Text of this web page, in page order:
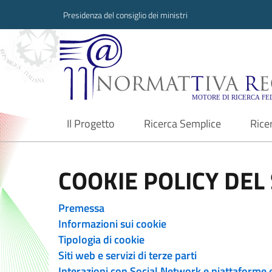
Presidenza del consiglio dei ministri
Normattiva
Il Progetto
current Ricerca Semplice
COOKIE POLICY
Premessa
Informazioni sui cookie
Tipologia di cookie
Siti web e servizi di terze parti